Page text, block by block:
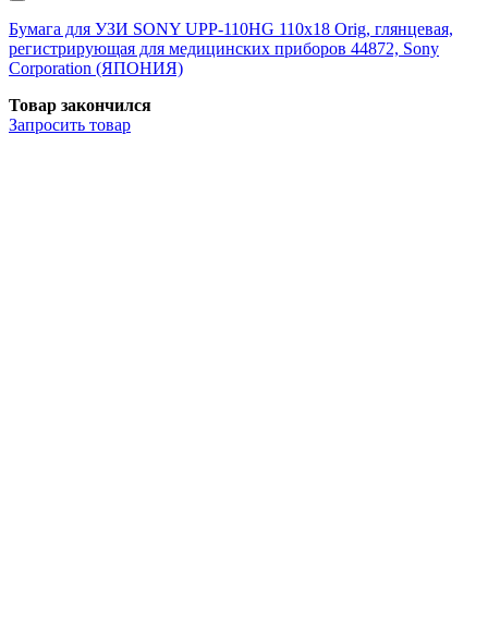
Бумага для УЗИ SONY UPP-110HG 110х18 Orig, глянцевая,
регистрирующая для медицинских приборов 44872, Sony
Corporation (ЯПОНИЯ)
Товар закончился
Запросить товар